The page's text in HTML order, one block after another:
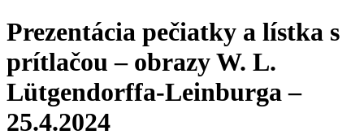
Prezentácia pečiatky a lístka s
prítlačou – obrazy W. L.
Lütgendorffa-Leinburga –
25.4.2024